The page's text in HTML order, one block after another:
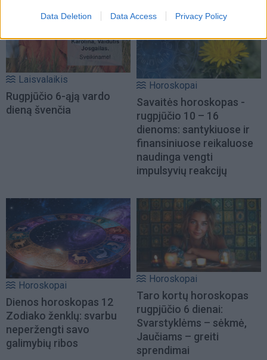
Data Deletion Data Access Privacy Policy
Laisvalaikis
Rugpjūčio 6-ąją vardo
dieną švenčia
Horoskopai
Savaitės horoskopas -
rugpjūčio 10 – 16
dienoms: santykiuose ir
finansiniuose reikaluose
naudinga vengti
impulsyvių reakcijų
Horoskopai
Dienos horoskopas 12
Zodiako ženklų: svarbu
neperžengti savo
galimybių ribos
Horoskopai
Taro kortų horoskopas
rugpjūčio 6 dienai:
Svarstyklėms – sėkmė,
Jaučiams – greiti
sprendimai